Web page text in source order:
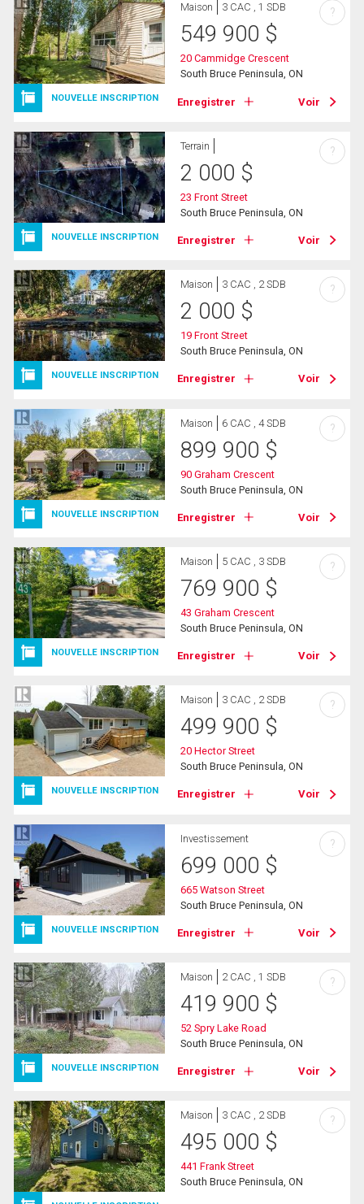
NOUVELLE INSCRIPTION
Maison 3 CAC , 1 SDB
549 900 $
20 Cammidge Crescent
South Bruce Peninsula, ON
Enregistrer Voir
?
NOUVELLE INSCRIPTION
Terrain
2 000 $
23 Front Street
South Bruce Peninsula, ON
Enregistrer Voir
?
NOUVELLE INSCRIPTION
Maison 3 CAC , 2 SDB
2 000 $
19 Front Street
South Bruce Peninsula, ON
Enregistrer Voir
?
NOUVELLE INSCRIPTION
Maison 6 CAC , 4 SDB
899 900 $
90 Graham Crescent
South Bruce Peninsula, ON
Enregistrer Voir
?
NOUVELLE INSCRIPTION
Maison 5 CAC , 3 SDB
769 900 $
43 Graham Crescent
South Bruce Peninsula, ON
Enregistrer Voir
?
NOUVELLE INSCRIPTION
Maison 3 CAC , 2 SDB
499 900 $
20 Hector Street
South Bruce Peninsula, ON
Enregistrer Voir
?
NOUVELLE INSCRIPTION
Investissement
699 000 $
665 Watson Street
South Bruce Peninsula, ON
Enregistrer Voir
?
NOUVELLE INSCRIPTION
Maison 2 CAC , 1 SDB
419 900 $
52 Spry Lake Road
South Bruce Peninsula, ON
Enregistrer Voir
?
Maison 3 CAC , 2 SDB
495 000 $
441 Frank Street
South Bruce Peninsula, ON
?